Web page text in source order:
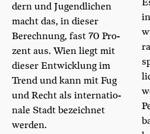
dern und Jugend­li­chen
macht das, in die­ser
Berech­nung, fast 70 Pro­
zent aus. Wien liegt mit
die­ser Ent­wick­lung im
Trend und kann mit Fug
und Recht als inter­na­tio­
na­le Stadt bezeich­net
werden.